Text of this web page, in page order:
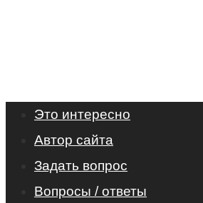
Это интересно
Автор сайта
Задать вопрос
Вопросы / ответы